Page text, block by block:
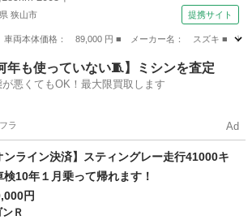
狭山市 提携サイト
両本体価格： 89,000 円 ■ メーカー名： スズキ ■
ト年も使っていない🧵】ミシンを査定
が悪くてもOK！最大限買取します
ラ Ad
ンライン決済】スティングレー走行41000キ
検10年１月乗って帰れます！
円
Ｒ